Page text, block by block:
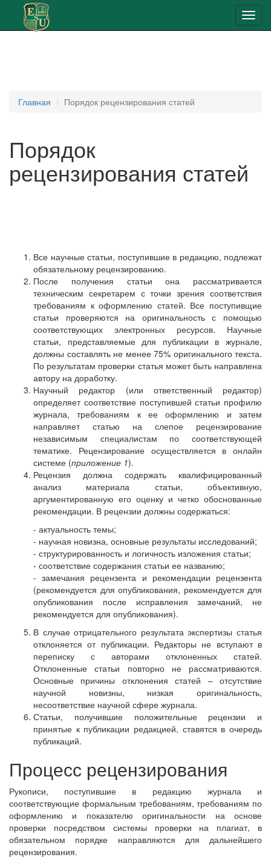
Главная Порядок рецензирования статей
Порядок
рецензирования статей
Все научные статьи, поступившие в редакцию, подлежат
обязательному рецензированию.
После получения статьи она рассматривается
техническим секретарем с точки зрения соответствия
требованиям к оформлению статей. Все поступивщие
статьи проверяются на оригинальность с помощью
соответствующих электронных ресурсов. Научные
статьи, представляемые для публикации в журнале,
должны составлять не менее 75% оригинального текста.
По результатам проверки статья может быть направлена
автору на доработку.
Научный редактор (или ответственный редактор)
определяет соответствие поступившей статьи профилю
журнала, требованиям к ее оформлению и затем
направляет статью на слепое рецензирование
независимым специалистам по соответствующей
тематике. Рецензирование осуществляется в онлайн
системе (приложение 1).
Рецензия должна содержать квалифицированный
анализ материала статьи, объективную,
аргументированную его оценку и четко обоснованные
рекомендации. В рецензии должны содержаться:
- актуальность темы;
- научная новизна, основные результаты исследований;
- структурированность и логичность изложения статьи;
- соответствие содержания статьи ее названию;
- замечания рецензента и рекомендации рецензента
(рекомендуется для опубликования, рекомендуется для
опубликования после исправления замечаний, не
рекомендуется для опубликования).
В случае отрицательного результата экспертизы статья
отклоняется от публикации. Редакторы не вступают в
переписку с авторами отклоненных статей.
Отклоненные статьи повторно не рассматриваются.
Основные причины отклонения статей – отсутствие
научной новизны, низкая оригинальность,
несоответствие научной сфере журнала.
Статьи, получившие положительные рецензии и
принятые к публикации редакцией, ставятся в очередь
публикаций.
Процесс рецензирования
Рукописи, поступившие в редакцию журнала и
соответствующие формальным требованиям, требованиям по
оформлению и показателю оригинальности на основе
проверки посредством системы проверки на плагиат, в
обязательном порядке направляются для дальнейшего
рецензирования.